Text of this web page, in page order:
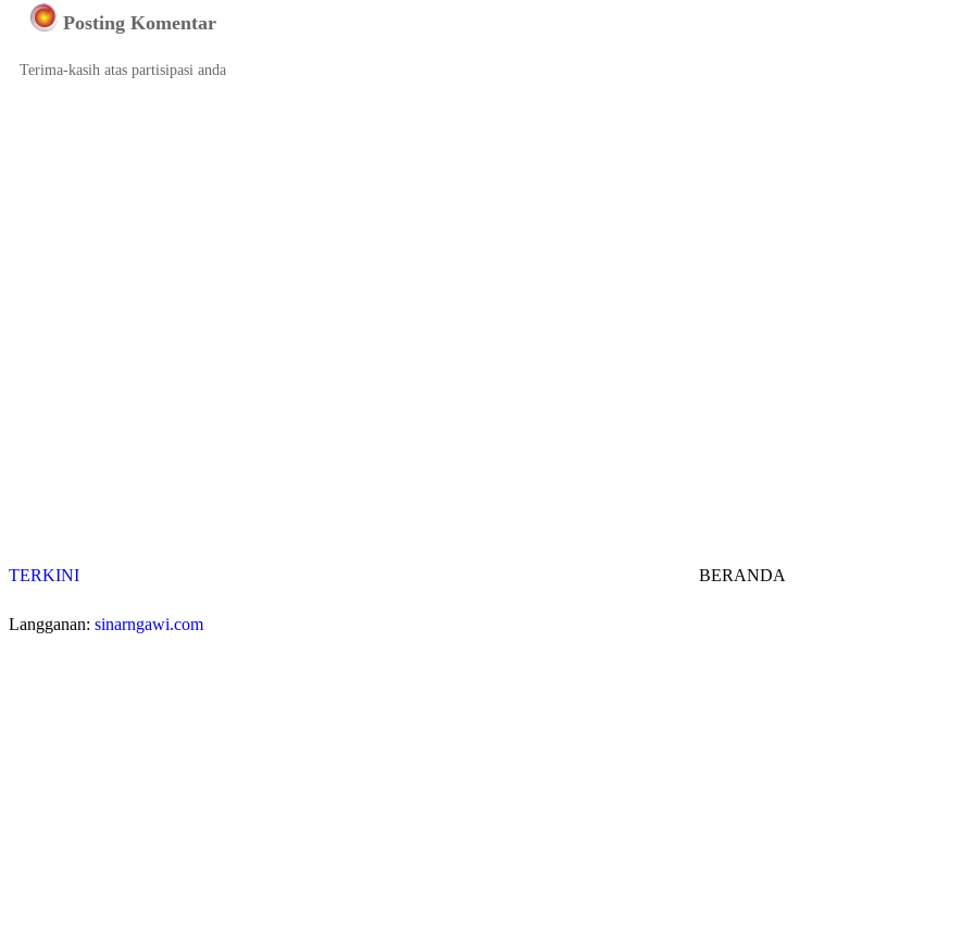
Posting Komentar
Terima-kasih atas partisipasi anda
TERKINI BERANDA
Langganan: sinarngawi.com